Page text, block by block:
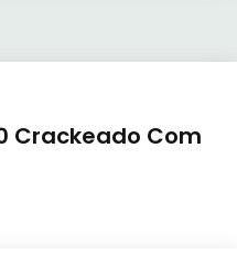
Crackeado Com